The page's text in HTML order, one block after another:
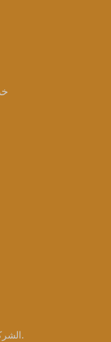
الشركة المصنعة لمعدات الكلاب الممتازة في الصين.